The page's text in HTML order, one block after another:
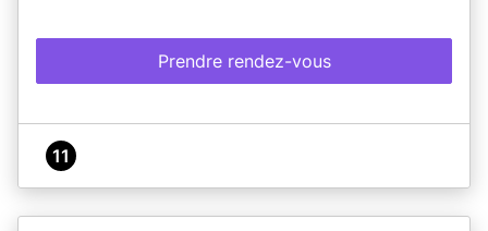
Prendre rendez-vous
11